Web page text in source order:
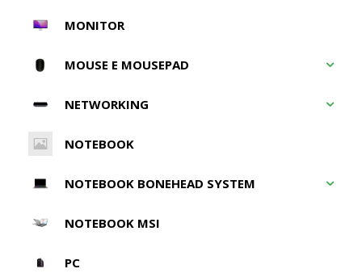
MONITOR
MOUSE E MOUSEPAD
NETWORKING
NOTEBOOK
NOTEBOOK BONEHEAD SYSTEM
NOTEBOOK MSI
PC